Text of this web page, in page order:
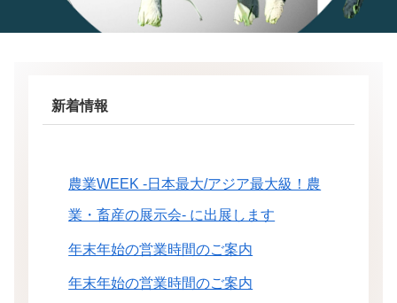
新着情報
農業WEEK -日本最大/アジア最大級！農
業・畜産の展示会- に出展します
年末年始の営業時間のご案内
年末年始の営業時間のご案内